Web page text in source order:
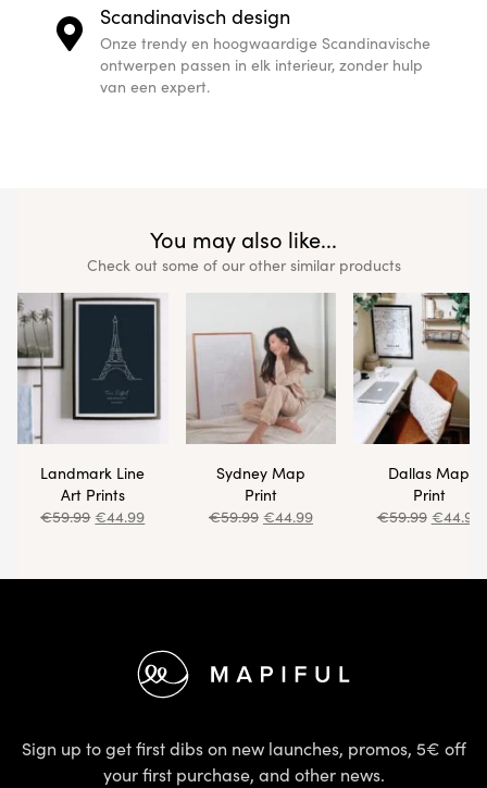
Scandinavisch design
Onze trendy en hoogwaardige Scandinavische
ontwerpen passen in elk interieur, zonder hulp
van een expert.
You may also like...
Check out some of our other similar products
Landmark Line
Art Prints
€59.99 €44.99
Sydney Map
Print
€59.99 €44.99
Dallas Map
Print
€59.99 €44.99
Sign up to get first dibs on new launches, promos, 5€ off
your first purchase, and other news.